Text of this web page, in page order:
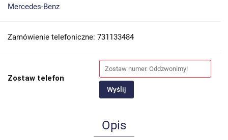
Mercedes-Benz
Zamówienie telefoniczne: 731133484
Zostaw telefon
Wyślij
Opis